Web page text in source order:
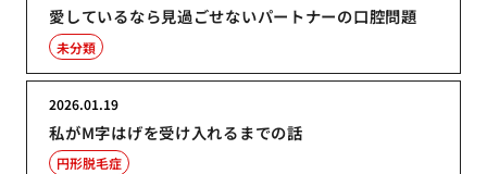
愛しているなら見過ごせないパートナーの口腔問題
未分類
私がM字はげを受け入れるまでの話
2026.01.19
円形脱毛症